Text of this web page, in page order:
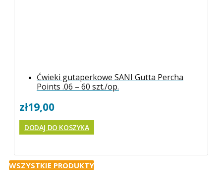
Ćwieki gutaperkowe SANI Gutta Percha
Points .06 – 60 szt./op.
zł19,00
DODAJ DO KOSZYKA
WSZYSTKIE PRODUKTY